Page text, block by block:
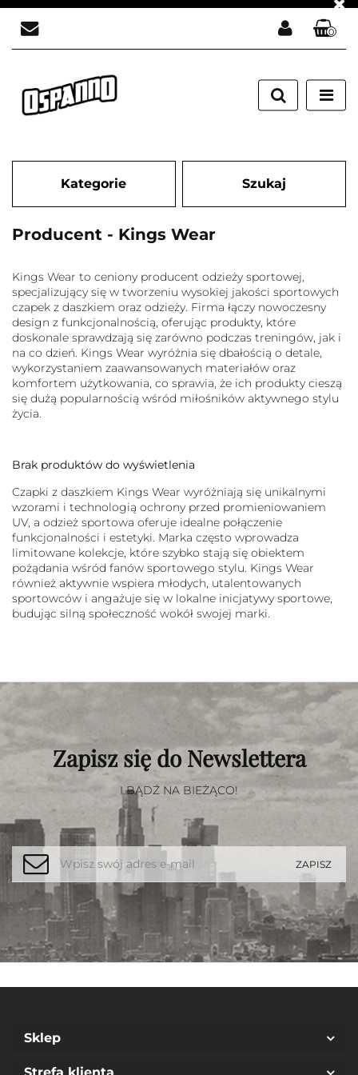
Załóż konto
0
Kategorie Szukaj
Producent - Kings Wear
Kings Wear to ceniony producent odzieży sportowej,
specjalizujący się w tworzeniu wysokiej jakości sportowych
czapek z daszkiem oraz odzieży. Firma łączy nowoczesny
design z funkcjonalnością, oferując produkty, które
doskonale sprawdzają się zarówno podczas treningów, jak i
na co dzień. Kings Wear wyróżnia się dbałością o detale,
wykorzystaniem zaawansowanych materiałów oraz
komfortem użytkowania, co sprawia, że ich produkty cieszą
się dużą popularnością wśród miłośników aktywnego stylu
życia.
Brak produktów do wyświetlenia
Czapki z daszkiem Kings Wear wyróżniają się unikalnymi
wzorami i technologią ochrony przed promieniowaniem
UV, a odzież sportowa oferuje idealne połączenie
funkcjonalności i estetyki. Marka często wprowadza
limitowane kolekcje, które szybko stają się obiektem
pożądania wśród fanów sportowego stylu. Kings Wear
również aktywnie wspiera młodych, utalentowanych
sportowców i angażuje się w lokalne inicjatywy sportowe,
budując silną społeczność wokół swojej marki.
Zapisz się do Newslettera
I BĄDŹ NA BIEŻĄCO!
Sklep